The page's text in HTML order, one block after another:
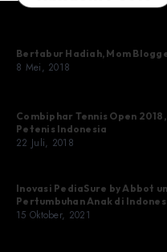
Bertabur Hadiah, Mom
8 Mei, 2018
Combiphar Tennis Open
Petenis Indonesia
22 Juli, 2018
Inovasi PediaSure by Abbot
Pertumbuhan Anak di
15 Oktober, 2021